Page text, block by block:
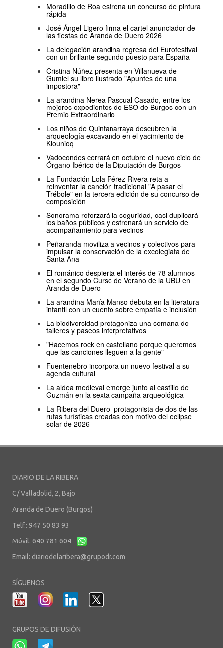
Moradillo de Roa estrena un concurso de pintura
rápida
José Ángel Ligero firma el cartel anunciador de
las fiestas de Aranda de Duero 2026
La delegación arandina regresa del Eurofestival
con un brillante segundo puesto para España
Cristina Núñez presenta en Villanueva de
Gumiel su libro ilustrado "Apuntes de una
impostora"
La arandina Nerea Pascual Casado, entre los
mejores expedientes de ESO de Burgos con un
Premio Extraordinario
Los niños de Quintanarraya descubren la
arqueología excavando en el yacimiento de
Klounioq
Vadocondes cerrará en octubre el nuevo ciclo de
Órgano Ibérico de la Diputación de Burgos
La Fundación Lola Pérez Rivera reta a
reinventar la canción tradicional "A pasar el
Trébole" en la tercera edición de su concurso de
composición
Sonorama reforzará la seguridad, casi duplicará
los baños públicos y estrenará un servicio de
acompañamiento para vecinos
Peñaranda moviliza a vecinos y colectivos para
impulsar la conservación de la excolegiata de
Santa Ana
El románico despierta el interés de 78 alumnos
en el segundo Curso de Verano de la UBU en
Aranda de Duero
La arandina María Manso debuta en la literatura
infantil con un cuento sobre empatía e inclusión
La biodiversidad protagoniza una semana de
talleres y paseos interpretativos
"Hacemos rock en castellano porque queremos
que las canciones lleguen a la gente"
Fuentenebro incorpora un nuevo festival a su
agenda cultural
La aldea medieval emerge junto al castillo de
Guzmán en la sexta campaña arqueológica
La Ribera del Duero, protagonista de dos de las
rutas turísticas creadas con motivo del eclipse
solar de 2026
DIARIO DE LA RIBERA
C/ Valladolid, 2, Bajo
Aranda de Duero (Burgos)
Telf.: 947 50 83 93
Móvil: 640 781 604
Email: diariodelaribera@grupodr.com
SÍGUENOS
GRUPOS DE DIFUSIÓN